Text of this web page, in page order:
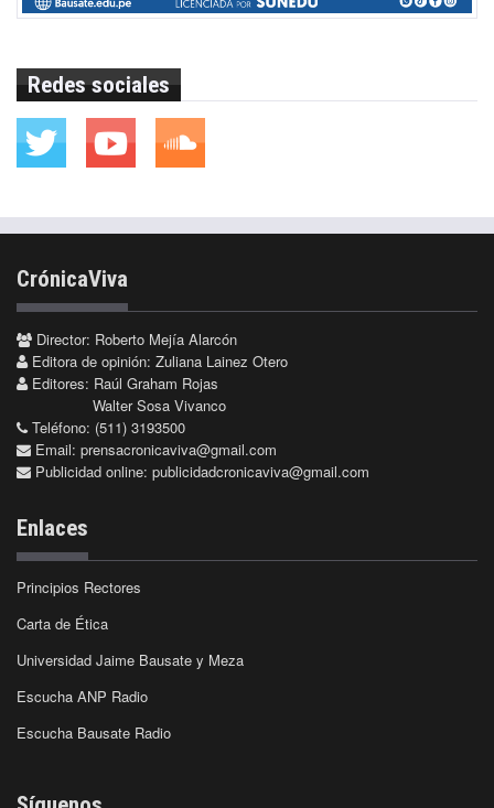
Redes sociales
CrónicaViva
Director: Roberto Mejía Alarcón
Editora de opinión: Zuliana Lainez Otero
Editores: Raúl Graham Rojas
Walter Sosa Vivanco
Teléfono: (511) 3193500
Email: prensacronicaviva@gmail.com
Publicidad online: publicidadcronicaviva@gmail.com
Enlaces
Principios Rectores
Carta de Ética
Universidad Jaime Bausate y Meza
Escucha ANP Radio
Escucha Bausate Radio